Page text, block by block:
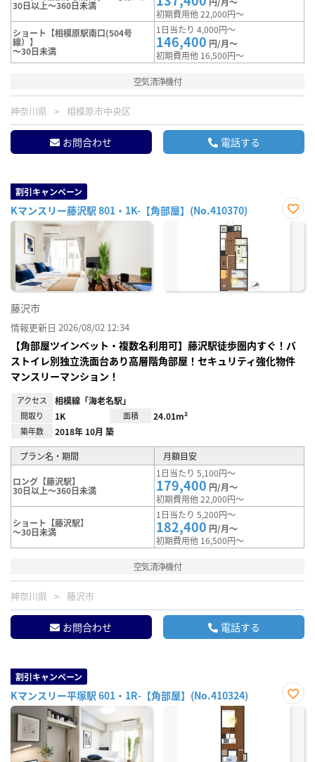
30日以上～360日未満
初期費用他 22,000円～
ショート【相模原駅南口(504号
線）】
～30日未満
1日当たり 4,000円～
146,400 円/月～
初期費用他 16,500円～
空気清浄機付
神奈川県 相模原市中央区
お問合わせ 電話する
割引キャンペーン
Kマンスリー藤沢駅 801・1K-【角部屋】(No.410370)
お気
藤沢市
情報更新日 2026/08/02 12:34
【角部屋ツインベット・複数名利用可】藤沢駅徒歩圏内すぐ！バ
ストイレ別独立洗面台あり高層階角部屋！セキュリティ強化物件
マンスリーマンション！
アクセス 相模線「海老名駅」
間取り 1K 面積 24.01m²
築年数 2018年 10月 築
プラン名・期間 月額目安
ロング【藤沢駅】
30日以上～360日未満
1日当たり 5,100円～
179,400 円/月～
初期費用他 22,000円～
ショート【藤沢駅】
～30日未満
1日当たり 5,200円～
182,400 円/月～
初期費用他 16,500円～
空気清浄機付
神奈川県 藤沢市
お問合わせ 電話する
割引キャンペーン
Kマンスリー平塚駅 601・1R-【角部屋】(No.410324)
お気